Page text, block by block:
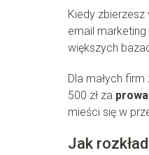
Kiedy
email marketing
większych
Dla małych
500 zł za
mieści się w
Jak